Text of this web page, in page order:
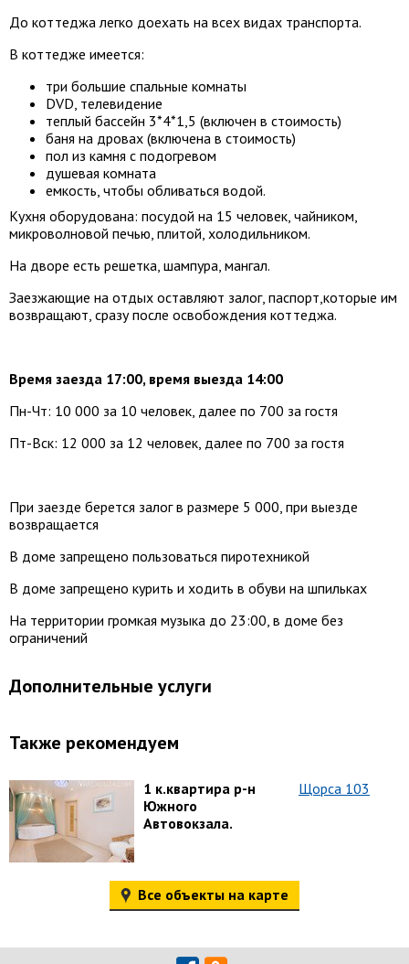
До коттеджа легко доехать на всех видах транспорта.
В коттедже имеется:
три большие спальные комнаты
DVD, телевидение
теплый бассейн 3*4*1,5 (включен в стоимость)
баня на дровах (включена в стоимость)
пол из камня с подогревом
душевая комната
емкость, чтобы обливаться водой.
Кухня оборудована: посудой на 15 человек, чайником,
микроволновой печью, плитой, холодильником.
На дворе есть решетка, шампура, мангал.
Заезжающие на отдых оставляют залог, паспорт,которые им
возвращают, сразу после освобождения коттеджа.
Время заезда 17:00, время выезда 14:00
Пн-Чт: 10 000 за 10 человек, далее по 700 за гостя
Пт-Вск: 12 000 за 12 человек, далее по 700 за гостя
При заезде берется залог в размере 5 000, при выезде
возвращается
В доме запрещено пользоваться пиротехникой
В доме запрещено курить и ходить в обуви на шпильках
На территории громкая музыка до 23:00, в доме без
ограничений
Дополнительные услуги
Также рекомендуем
1 к.квартира р-н
Южного
Автовокзала.
Щорса 103
Все объекты на карте